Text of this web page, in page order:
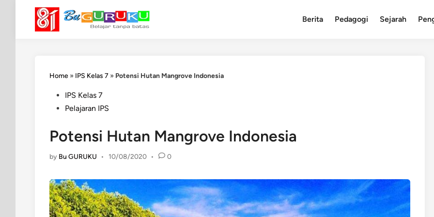
content
Berita Pedagogi Sejarah
Home » IPS Kelas 7 » Potensi Hutan Mangrove Indonesia
PostedIPS Kelas 7
Pelajaran IPS
Potensi Hutan Mangrove Indonesia
by Bu GURUKU • 10/08/2020 • 0